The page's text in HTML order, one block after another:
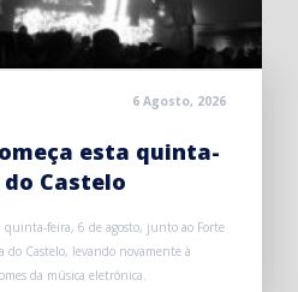
6 Agosto, 2026
esta quinta-
Castelo
quinta-feira, 6 de agosto, junto ao Forte
do Castelo, levando novamente à
da música eletrónica.